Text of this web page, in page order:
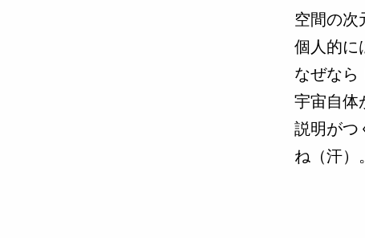
空間の次
個人的に
なぜなら
宇宙自体
説明がつ
ね（汗）。